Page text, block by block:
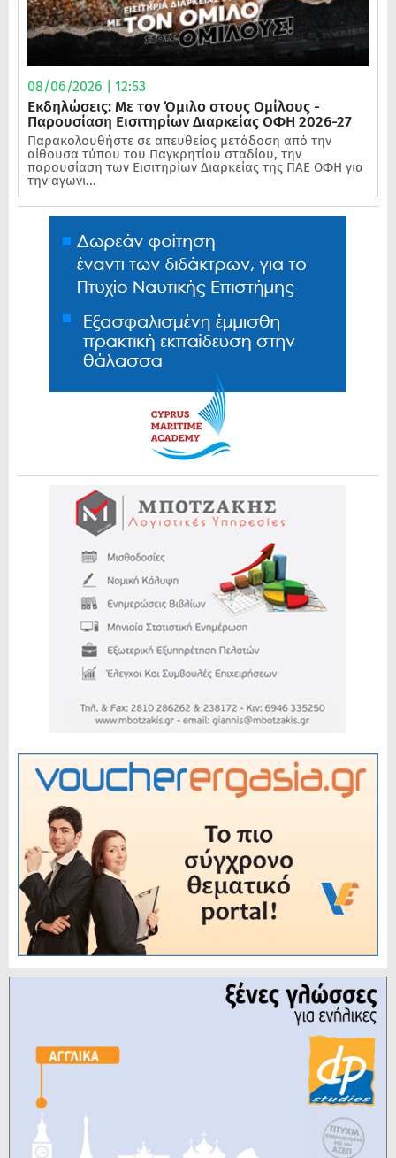
08/06/2026 | 12:53
Εκδηλώσεις: Με τον Όμιλο στους Ομίλους -
Παρουσίαση Εισιτηρίων Διαρκείας ΟΦΗ 2026-27
Παρακολουθήστε σε απευθείας μετάδοση από την
αίθουσα τύπου του Παγκρητίου σταδίου, την
παρουσίαση των Εισιτηρίων Διαρκείας της ΠΑΕ ΟΦΗ για
την αγωνι...